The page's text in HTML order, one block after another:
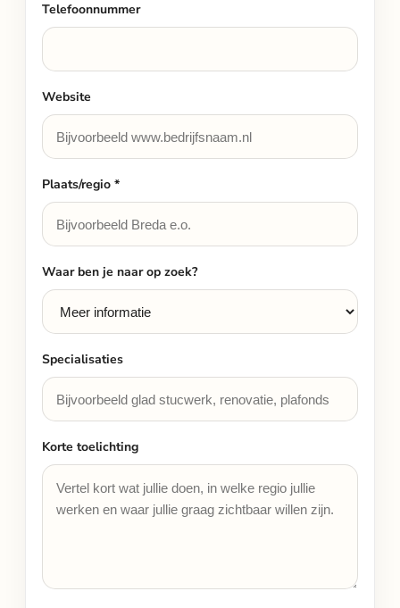
Telefoonnummer
Website
Plaats/regio *
Waar ben je naar op zoek?
Specialisaties
Korte toelichting